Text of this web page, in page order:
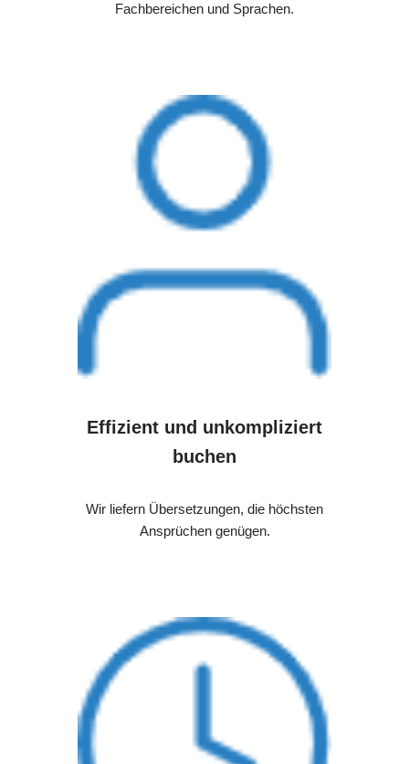
Fachbereichen und Sprachen.
Effizient und unkompliziert
buchen
Wir liefern Übersetzungen, die höchsten
Ansprüchen genügen.